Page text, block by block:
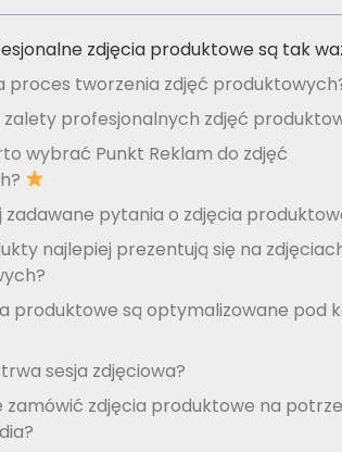
zdjęcia produktowe są tak
proces tworzenia zdjęć
zalety profesjonalnych zdjęć
wybrać Punkt Reklam do zdjęć
zadawane pytania o zdjęcia
najlepiej prezentują się na
produktowe są optymalizowane pod
sesja zdjęciowa?
zamówić zdjęcia produktowe na